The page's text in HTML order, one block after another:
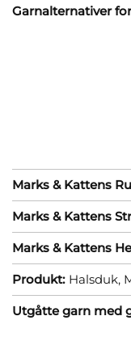
Garnalternativer
Marks & Kattens
Marks & Kattens
Marks & Kattens
Produkt: Halsduk,
Utgåtte garn med